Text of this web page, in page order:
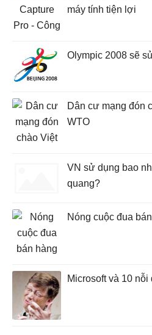
máy tính tiện lợi
Olympic 2008 sẽ
Dân cư mạng đón
WTO
VN sử dụng bao
quang?
Nóng cuộc đua
Microsoft và 10